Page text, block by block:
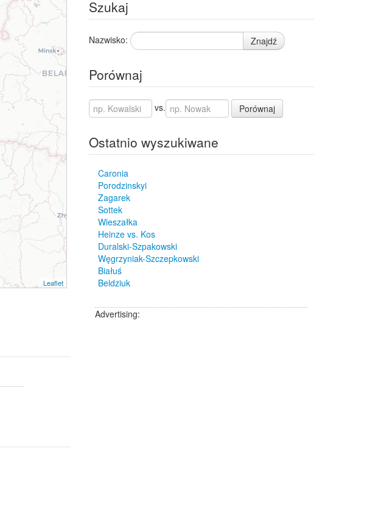
Leaflet
Szukaj
Nazwisko: Znajdź
Porównaj
vs. Porównaj
Ostatnio wyszukiwane
Caronia
Porodzinskyi
Zagarek
Sottek
Wieszałka
Heinze vs. Kos
Duralski-Szpakowski
Węgrzyniak-Szczepkowski
Białuś
Beldziuk
Advertising: